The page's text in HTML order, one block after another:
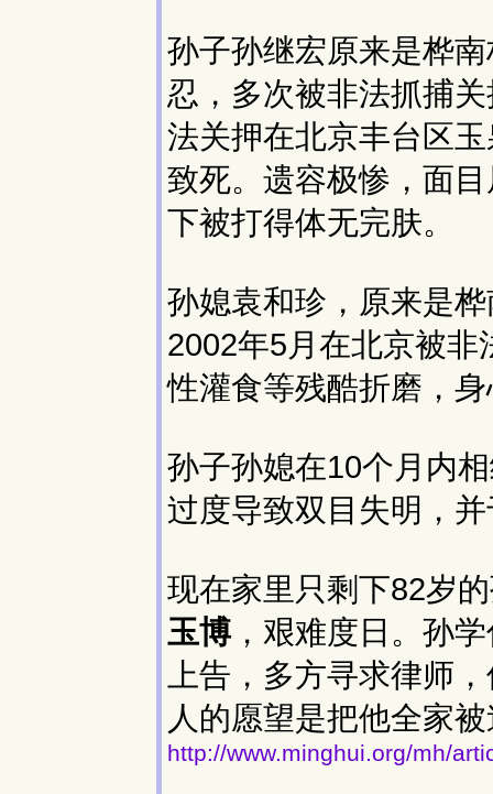
孙子孙继宏原来是桦
忍，多次被非法抓捕
法关押在北京丰台区
致死。遗容极惨，面
下被打得体无完肤。
孙媳袁和珍，原来是
2002年5月在北京被
性灌食等残酷折磨，
孙子孙媳在10个月内
过度导致双目失明，
现在家里只剩下82岁
玉博 ，艰难度日。孙
上告，多方寻求律师
人的愿望是把他全家
http://www.minghui.org/mh/